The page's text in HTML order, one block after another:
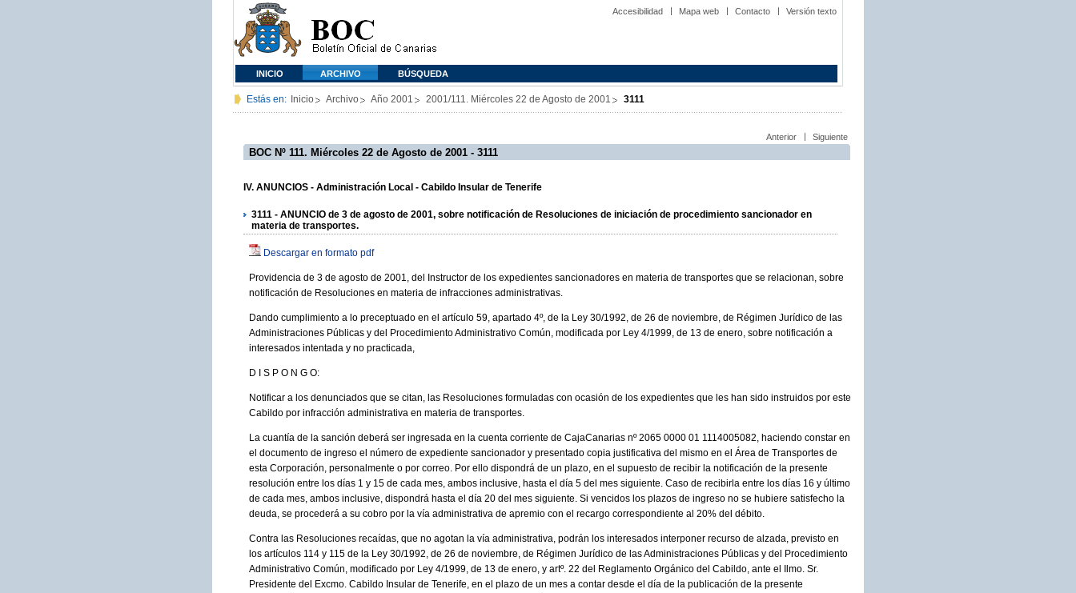
Accesibilidad Mapa web Contacto Versión texto
INICIO ARCHIVO BÚSQUEDA
Estás en: Inicio Archivo Año 2001 2001/111. Miércoles 22 de Agosto de 2001 3111
Anterior Siguiente
BOC Nº 111. Miércoles 22 de Agosto de 2001 - 3111
IV. ANUNCIOS - Administración Local - Cabildo Insular de Tenerife
3111 - ANUNCIO de 3 de agosto de 2001, sobre notificación de Resoluciones de iniciación de procedimiento sancionador en
materia de transportes.
Descargar en formato pdf
Providencia de 3 de agosto de 2001, del Instructor de los expedientes sancionadores en materia de transportes que se relacionan, sobre
notificación de Resoluciones en materia de infracciones administrativas.
Dando cumplimiento a lo preceptuado en el artículo 59, apartado 4º, de la Ley 30/1992, de 26 de noviembre, de Régimen Jurídico de las
Administraciones Públicas y del Procedimiento Administrativo Común, modificada por Ley 4/1999, de 13 de enero, sobre notificación a
interesados intentada y no practicada,
D I S P O N G O:
Notificar a los denunciados que se citan, las Resoluciones formuladas con ocasión de los expedientes que les han sido instruidos por este
Cabildo por infracción administrativa en materia de transportes.
La cuantía de la sanción deberá ser ingresada en la cuenta corriente de CajaCanarias nº 2065 0000 01 1114005082, haciendo constar en
el documento de ingreso el número de expediente sancionador y presentado copia justificativa del mismo en el Área de Transportes de
esta Corporación, personalmente o por correo. Por ello dispondrá de un plazo, en el supuesto de recibir la notificación de la presente
resolución entre los días 1 y 15 de cada mes, ambos inclusive, hasta el día 5 del mes siguiente. Caso de recibirla entre los días 16 y último
de cada mes, ambos inclusive, dispondrá hasta el día 20 del mes siguiente. Si vencidos los plazos de ingreso no se hubiere satisfecho la
deuda, se procederá a su cobro por la vía administrativa de apremio con el recargo correspondiente al 20% del débito.
Contra las Resoluciones recaídas, que no agotan la vía administrativa, podrán los interesados interponer recurso de alzada, previsto en
los artículos 114 y 115 de la Ley 30/1992, de 26 de noviembre, de Régimen Jurídico de las Administraciones Públicas y del Procedimiento
Administrativo Común, modificado por Ley 4/1999, de 13 de enero, y artº. 22 del Reglamento Orgánico del Cabildo, ante el Ilmo. Sr.
Presidente del Excmo. Cabildo Insular de Tenerife, en el plazo de un mes a contar desde el día de la publicación de la presente